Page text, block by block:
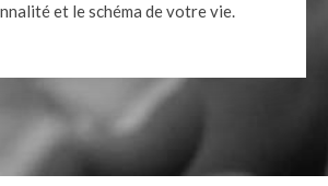
et le schéma de votre vie.